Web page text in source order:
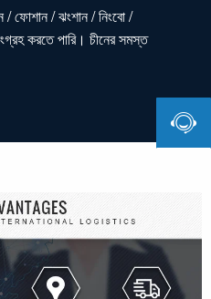
ফোশান / ঝংশান / নিংবো /
করতে পারি। চীনের সমস্ত
